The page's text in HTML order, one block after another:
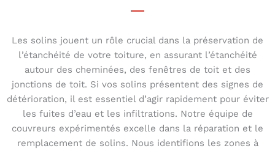
Les solins jouent un rôle crucial dans la préservation de
l’étanchéité de votre toiture, en assurant l’étanchéité
autour des cheminées, des fenêtres de toit et des
jonctions de toit. Si vos solins présentent des signes de
détérioration, il est essentiel d’agir rapidement pour éviter
les fuites d’eau et les infiltrations. Notre équipe de
couvreurs expérimentés excelle dans la réparation et le
remplacement de solins. Nous identifions les zones à